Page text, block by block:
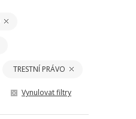
TRESTNÍ PRÁVO
Vynulovat filtry